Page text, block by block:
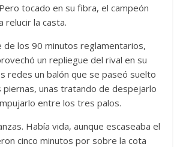
tocado en su fibra, el campeón
relucir la casta.
de los 90 minutos reglamentarios,
un repliegue del rival en su
redes un balón que se paseó suelto
piernas, unas tratando de despejarlo
entre los tres palos.
Había vida, aunque escaseaba el
cinco minutos por sobre la cota